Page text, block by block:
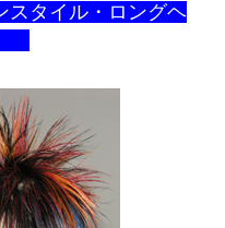
イル・ロングヘ